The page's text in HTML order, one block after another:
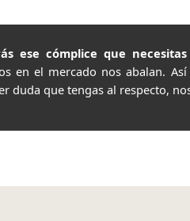
ese cómplice que
en el mercado nos abalan.
duda que tengas al respecto,